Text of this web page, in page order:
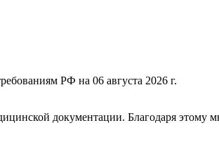
РФ на 06 августа 2026 г.
документации. Благодаря этому